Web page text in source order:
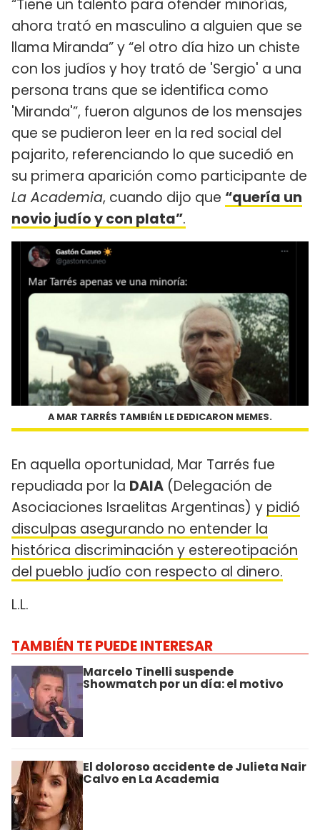
“Tiene un talento para ofender minorías,
ahora trató en masculino a alguien que se
llama Miranda” y “el otro día hizo un chiste
con los judíos y hoy trató de 'Sergio' a una
persona trans que se identifica como
'Miranda'”, fueron algunos de los mensajes
que se pudieron leer en la red social del
pajarito, referenciando lo que sucedió en
su primera aparición como participante de
La Academia, cuando dijo que “quería un
novio judío y con plata”.
A MAR TARRÉS TAMBIÉN LE DEDICARON MEMES.
En aquella oportunidad, Mar Tarrés fue
repudiada por la DAIA (Delegación de
Asociaciones Israelitas Argentinas) y pidió
disculpas asegurando no entender la
histórica discriminación y estereotipación
del pueblo judío con respecto al dinero.
L.L.
TAMBIÉN TE PUEDE INTERESAR
Marcelo Tinelli suspende
Showmatch por un día: el motivo
El doloroso accidente de Julieta Nair
Calvo en La Academia